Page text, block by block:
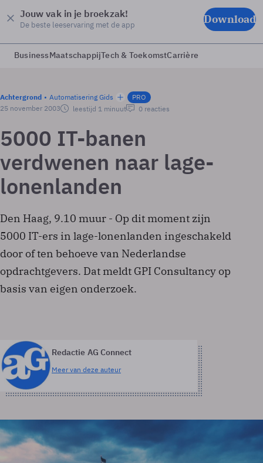
Jouw vak in je broekzak!
De beste leeservaring met de app Download
BusinessMaatschappijTech & ToekomstCarrière
Achtergrond Automatisering Gids
PRO
25 november 2003
leestijd 1 minuut 0 reacties
5000 IT-banen
verdwenen naar lage-
lonenlanden
Den Haag, 9.10 muur - Op dit moment zijn
5000 IT-ers in lage-lonenlanden ingeschakeld
door of ten behoeve van Nederlandse
opdrachtgevers. Dat meldt GPI Consultancy op
basis van eigen onderzoek.
Redactie AG Connect
Meer van deze auteur